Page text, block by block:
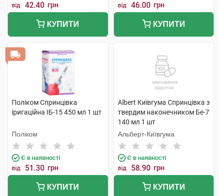
від 42.40 грн
КУПИТИ
від 46.00 грн
КУПИТИ
Поліком Спринцівка
іригаційна ІБ-15 450 мл 1 шт
Поліком
Є в наявності
від 51.30 грн
КУПИТИ
Albert Київгума Спринцівка з
твердим наконечником Бе-7
140 мл 1 шт
Альберт-Київгума
Є в наявності
від 58.90 грн
КУПИТИ